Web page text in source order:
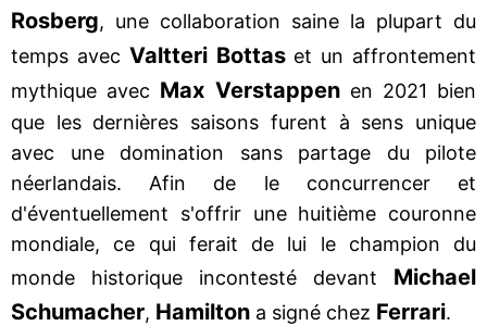
Rosberg, une collaboration saine la plupart du
temps avec Valtteri Bottas et un affrontement
mythique avec Max Verstappen en 2021 bien
que les dernières saisons furent à sens unique
avec une domination sans partage du pilote
néerlandais. Afin de le concurrencer et
d'éventuellement s'offrir une huitième couronne
mondiale, ce qui ferait de lui le champion du
monde historique incontesté devant Michael
Schumacher, Hamilton a signé chez Ferrari.